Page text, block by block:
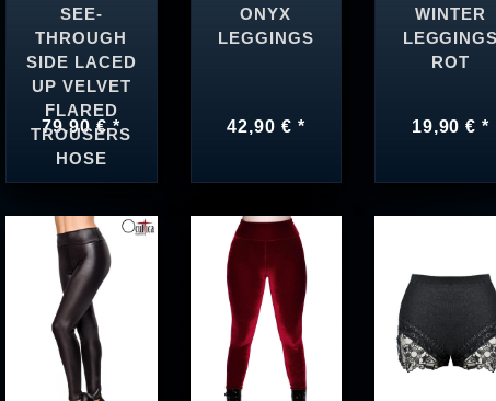
SEE-
THROUGH
SIDE LACED
UP VELVET
FLARED
TROUSERS
HOSE
79,90 € *
ONYX
LEGGINGS
42,90 € *
WINTER
LEGGINGS
ROT
19,90 € *